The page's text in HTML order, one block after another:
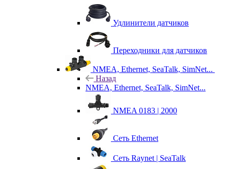
Удлинители датчиков
Переходники для датчиков
NMEA, Ethernet, SeaTalk, SimNet...
Назад
NMEA, Ethernet, SeaTalk, SimNet...
NMEA 0183 | 2000
Сеть Ethernet
Сеть Raynet | SeaTalk